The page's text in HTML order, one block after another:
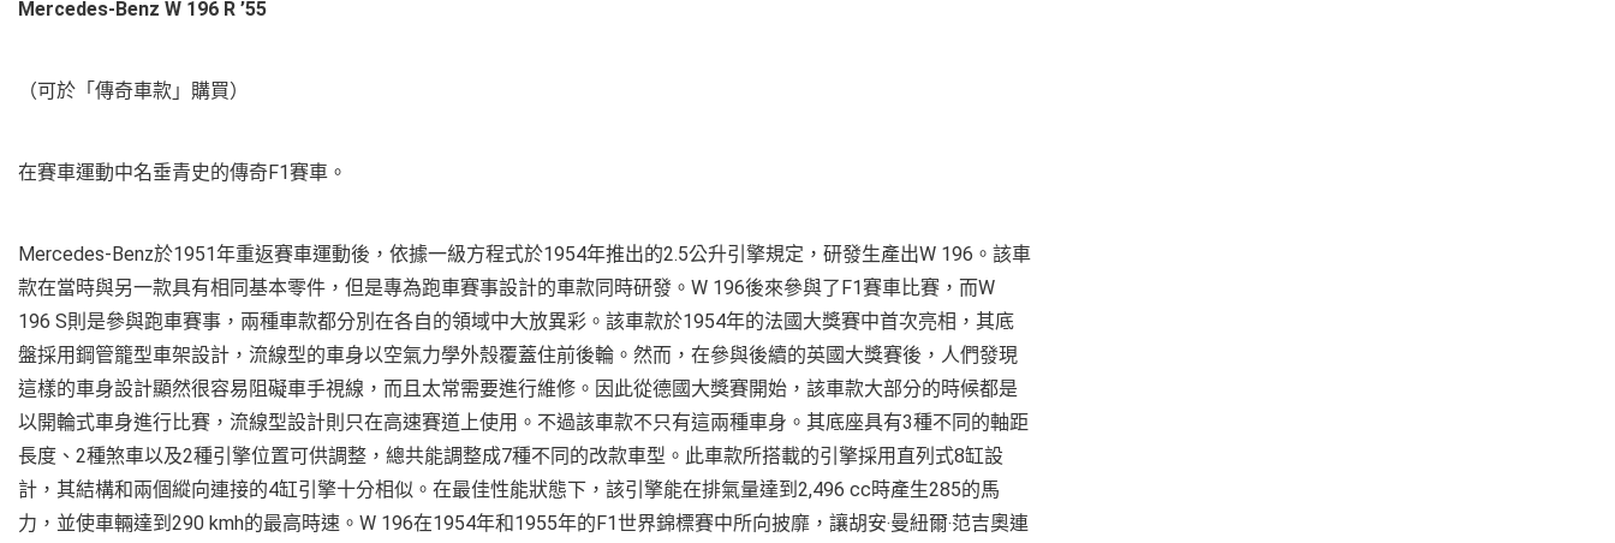
Mercedes-Benz W 196 R ’55
（可於「傳奇車款」購買）
在賽車運動中名垂青史的傳奇F1賽車。
Mercedes-Benz於1951年重返賽車運動後，依據一級方程式於1954年推出的2.5公升引擎規定，研發生產出W 196。該車
款在當時與另一款具有相同基本零件，但是專為跑車賽事設計的車款同時研發。W 196後來參與了F1賽車比賽，而W
196 S則是參與跑車賽事，兩種車款都分別在各自的領域中大放異彩。該車款於1954年的法國大獎賽中首次亮相，其底
盤採用鋼管籠型車架設計，流線型的車身以空氣力學外殼覆蓋住前後輪。然而，在參與後續的英國大獎賽後，人們發現
這樣的車身設計顯然很容易阻礙車手視線，而且太常需要進行維修。因此從德國大獎賽開始，該車款大部分的時候都是
以開輪式車身進行比賽，流線型設計則只在高速賽道上使用。不過該車款不只有這兩種車身。其底座具有3種不同的軸距
長度、2種煞車以及2種引擎位置可供調整，總共能調整成7種不同的改款車型。此車款所搭載的引擎採用直列式8缸設
計，其結構和兩個縱向連接的4缸引擎十分相似。在最佳性能狀態下，該引擎能在排氣量達到2,496 cc時產生285的馬
力，並使車輛達到290 kmh的最高時速。W 196在1954年和1955年的F1世界錦標賽中所向披靡，讓胡安‧曼紐爾‧范吉奧連